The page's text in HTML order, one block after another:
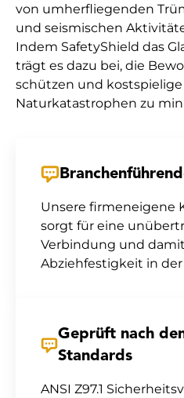
von umherfliegenden
und seismischen
Indem SafetyShield das
trägt es dazu bei, die
schützen und kostspielige
Naturkatastrophen zu
Unsere firmeneigene
sorgt für eine
Verbindung und
Abziehfestigkeit in der
Geprüft nach
Standards
ANSI Z97.1